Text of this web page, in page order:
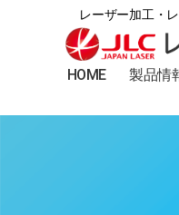
レーザー加工・
日
HOME 製品情